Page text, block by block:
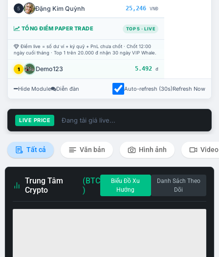
5 Đặng Kim Quỳnh 25,246 VNĐ
TỔNG ĐIỂM PAPER TRADE TOP 5 · LIVE
Điểm live = số dư ví + ký quỹ + PnL chưa chốt · Chốt 12:00
ngày cuối tháng · Top 1 trên 20.000 đ nhận 30 ngày VIP Whale.
1 Demo123 5.492 đ
Hide Module Diễn đàn Auto-refresh (30s)Refresh Now
LIVE PRICE Đang tải giá live...
Tất cả Văn bản Hình ảnh Video
Trung Tâm
Crypto
(BTC
)
Biểu Đồ Xu
Hướng
Danh Sách Theo
Dõi